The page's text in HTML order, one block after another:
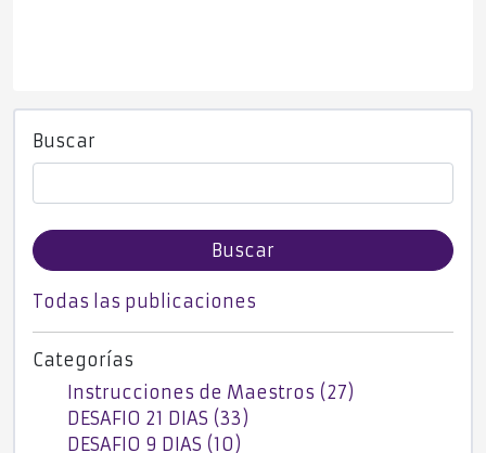
Buscar
Buscar
Todas las publicaciones
Categorías
Instrucciones de Maestros (27)
DESAFIO 21 DIAS (33)
DESAFIO 9 DIAS (10)